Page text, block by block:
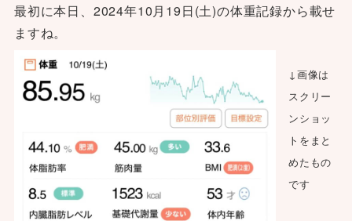
最初に本日、2024年10月19日(土)の体重記録から載せ
ますね。
↓画像は
スクリー
ンショッ
トをまと
めたもの
です